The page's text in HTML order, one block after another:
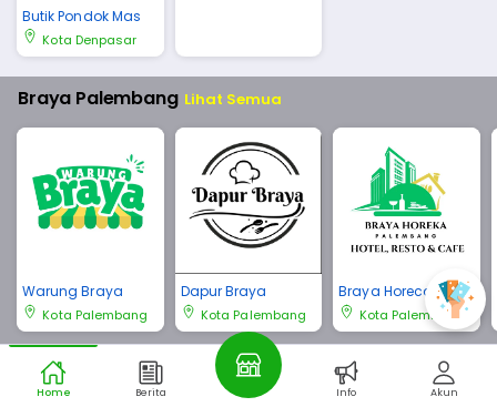
Butik Pondok Mas
Kota Denpasar
Braya Palembang Lihat Semua
Warung Braya
Kota Palembang
Dapur Braya
Kota Palembang
Braya Horeca Pale
mbang
Kota Palembang
Braya Bali Lihat Semua
Home Berita Info Akun